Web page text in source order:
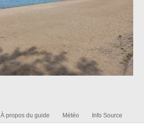
À propos du guide Météo Info Source